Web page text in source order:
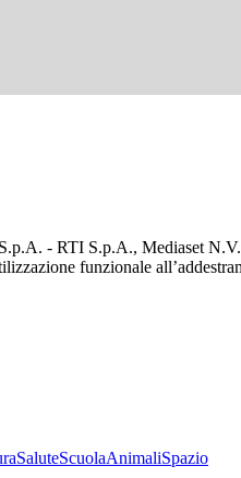
- RTI S.p.A., Mediaset
funzionale
SaluteScuolaAnimaliSpazio